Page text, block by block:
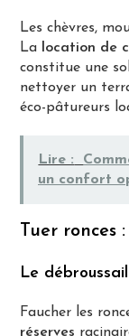
Les chèvres,
La
location de
constitue une
nettoyer un
éco-pâtureurs
Lire :
un confort
Tuer
Le
Faucher les
réserves